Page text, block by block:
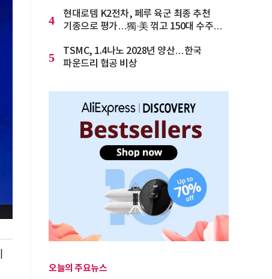
4
현대로템 K2전차, 페루 육군 최종 추천
기종으로 평가…獨·美 꺾고 150대 수주
5
TSMC, 1.4나노 2028년 양산…한국
파운드리 협공 비상
오늘의 주요뉴스